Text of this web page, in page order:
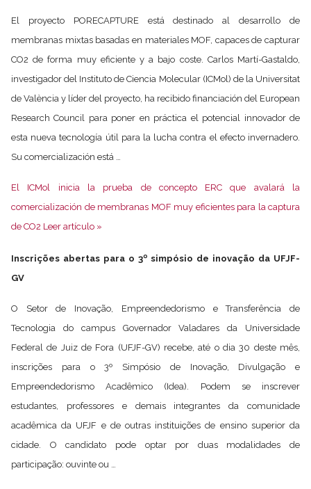
El proyecto PORECAPTURE está destinado al desarrollo de
membranas mixtas basadas en materiales MOF, capaces de capturar
CO2 de forma muy eficiente y a bajo coste. Carlos Martí-Gastaldo,
investigador del Instituto de Ciencia Molecular (ICMol) de la Universitat
de València y líder del proyecto, ha recibido financiación del European
Research Council para poner en práctica el potencial innovador de
esta nueva tecnología útil para la lucha contra el efecto invernadero.
Su comercialización está …
El ICMol inicia la prueba de concepto ERC que avalará la
comercialización de membranas MOF muy eficientes para la captura
de CO2 Leer artículo »
Inscrições abertas para o 3º simpósio de inovação da UFJF-
GV
O Setor de Inovação, Empreendedorismo e Transferência de
Tecnologia do campus Governador Valadares da Universidade
Federal de Juiz de Fora (UFJF-GV) recebe, até o dia 30 deste mês,
inscrições para o 3º Simpósio de Inovação, Divulgação e
Empreendedorismo Acadêmico (Idea). Podem se inscrever
estudantes, professores e demais integrantes da comunidade
acadêmica da UFJF e de outras instituições de ensino superior da
cidade. O candidato pode optar por duas modalidades de
participação: ouvinte ou …